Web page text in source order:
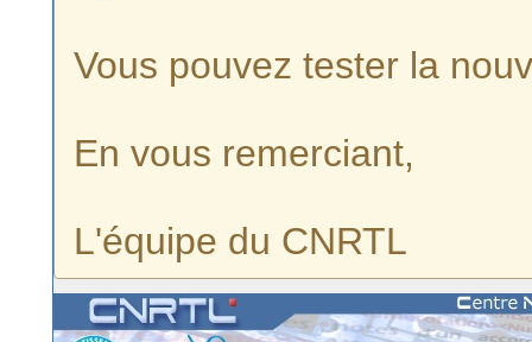
Vous pouvez tester la
En vous remerciant,
L'équipe du CNRTL